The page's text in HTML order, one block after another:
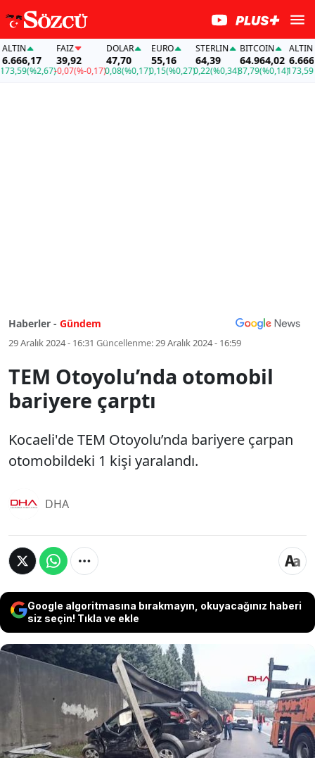
(%2,67)
FAİZ
39,92
-0,07(%-0,17)
DOLAR
47,70
0,08(%0,17)
EURO
55,16
0,15(%0,27)
STERLIN
64,39
0,22(%0,34)
BITCOIN
64.964,02
87,79(%0,14)
ALTIN
173,59
Haberler - Gündem
29 Aralık 2024 - 16:31 Güncellenme:29 Aralık 2024 - 16:59
TEM Otoyolu’nda otomobil
bariyere çarptı
Kocaeli'de TEM Otoyolu’nda bariyere çarpan
otomobildeki 1 kişi yaralandı.
DHA
Google algoritmasına bırakmayın, okuyacağınız haberi
siz seçin! Tıkla ve ekle
Kocaeli'de TEM Otoyolu’nda
bariyere çarpan otomobildeki 1
kişi yaralandı.